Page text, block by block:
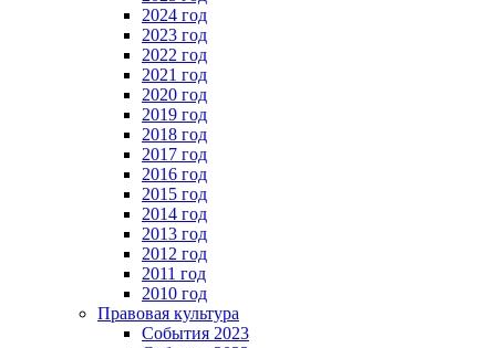
2024 год
2023 год
2022 год
2021 год
2020 год
2019 год
2018 год
2017 год
2016 год
2015 год
2014 год
2013 год
2012 год
2011 год
2010 год
Правовая культура
События 2023